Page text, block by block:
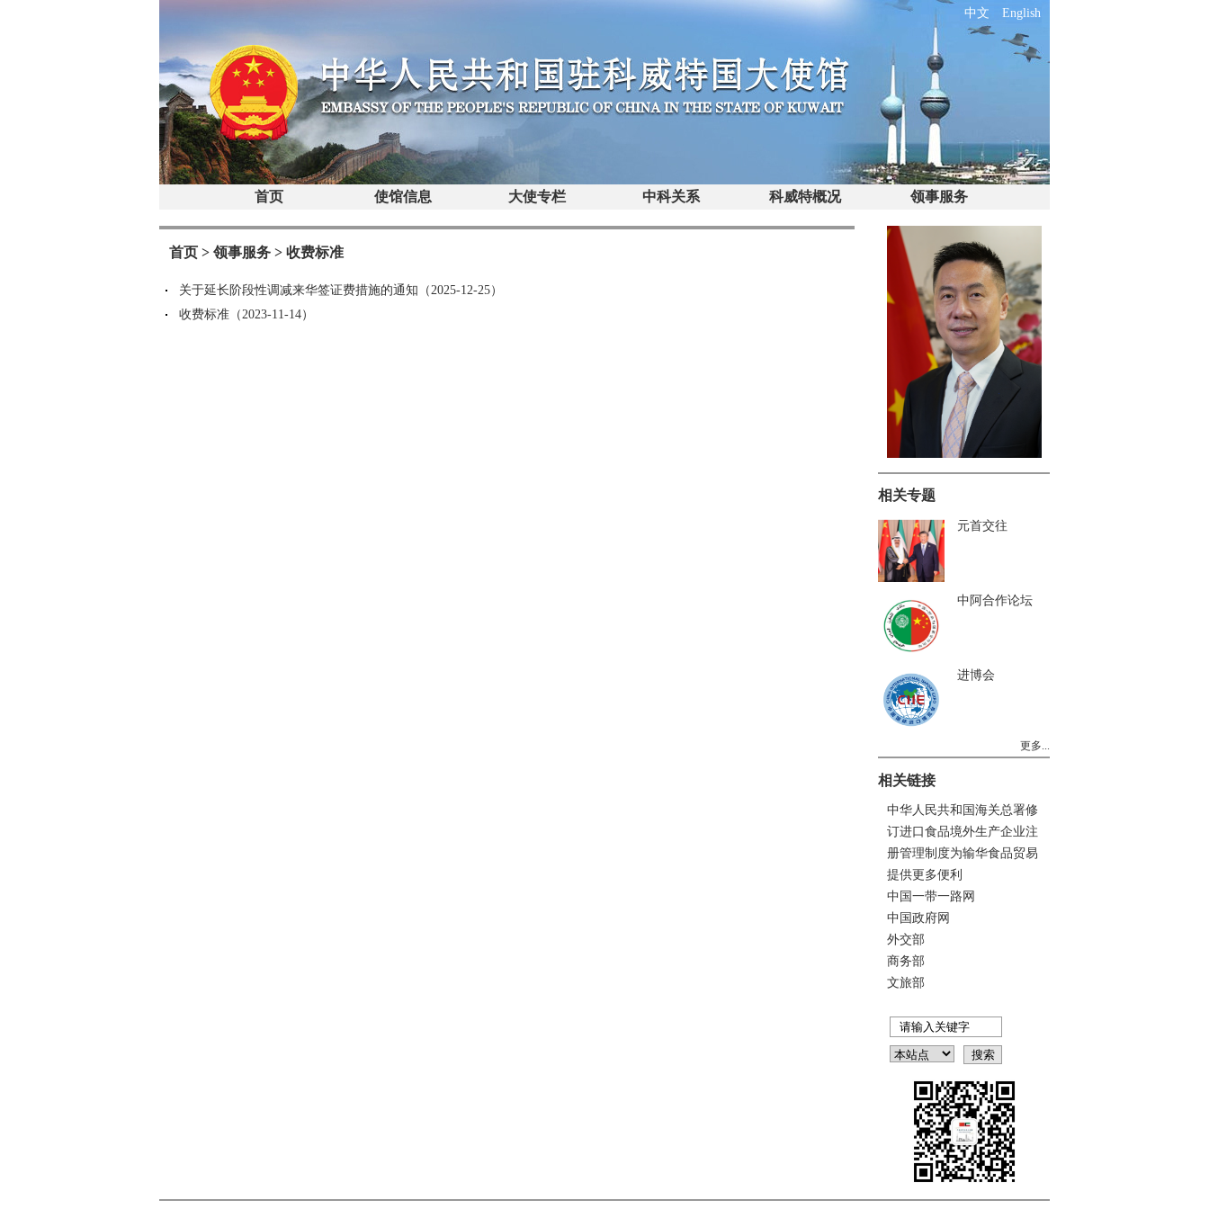
中文 English
首页 使馆信息 大使专栏 中科关系 科威特概况 领事服务
首页 > 领事服务 > 收费标准
关于延长阶段性调减来华签证费措施的通知（2025-12-25）
收费标准（2023-11-14）
相关专题
元首交往
中阿合作论坛
进博会
更多...
相关链接
中华人民共和国海关总署修
订进口食品境外生产企业注
册管理制度为输华食品贸易
提供更多便利
中国一带一路网
中国政府网
外交部
商务部
文旅部